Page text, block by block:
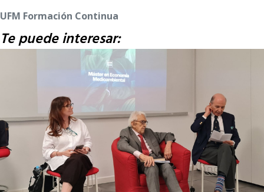
UFM Formación Continua
Te puede interesar: